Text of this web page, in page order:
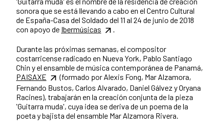
sonora que se está llevando a cabo en el Centro Cultural
de España-Casa del Soldado del 11 al 24 de junio de 2018
con apoyo de Ibermúsicas .
Durante las próximas semanas, el compositor
costarricense radicado en Nueva York, Pablo Santiago
Chin y el ensamble de música contemporánea de Panamá,
PAISAXE
(formado por Alexis Fong, Mar Alzamora,
Fernando Bustos, Carlos Alvarado, Daniel Gálvez y Oryana
Racines), trabajarán en la creación conjunta de la pieza
'Guitarra muda', cuya idea se deriva de un poema de la
poeta y bajista del ensamble Mar Alzamora Rivera.